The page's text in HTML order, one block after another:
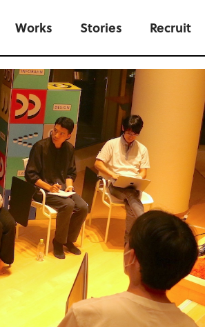
Works Stories Recruit